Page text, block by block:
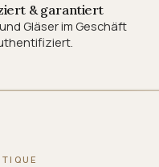
& garantiert
Gläser im Geschäft